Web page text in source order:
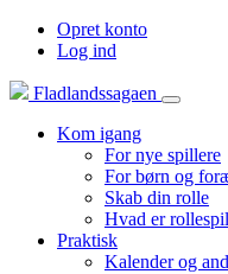
Opret konto
Log ind
Fladlandssagaen
Kom igang
For nye spillere
For børn og
Skab din rolle
Hvad er
Praktisk
Kalender og